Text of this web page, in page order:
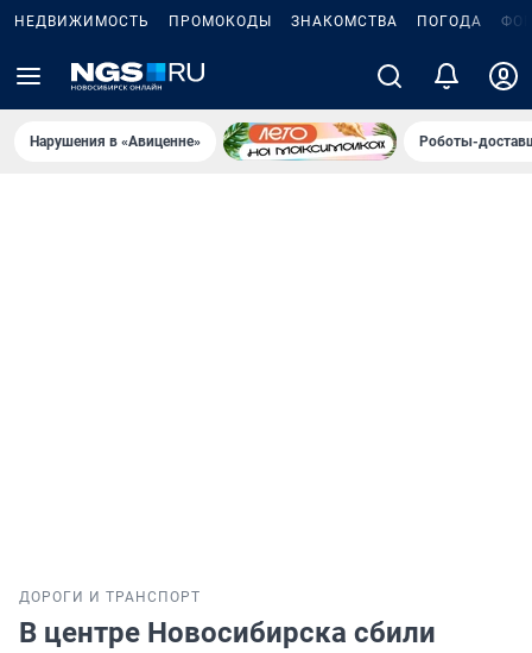
НЕДВИЖИМОСТЬ ПРОМОКОДЫ ЗНАКОМСТВА ПОГОДА
Нарушения в «Авиценне» Роботы-
ДОРОГИ И ТРАНСПОРТ
В центре Новосибирска сбили